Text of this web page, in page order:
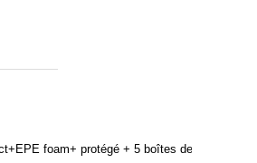
foam+ protégé + 5 boîtes de